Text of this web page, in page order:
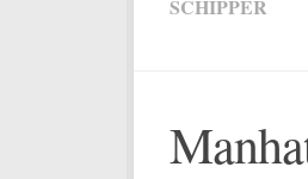
SCHIPPER